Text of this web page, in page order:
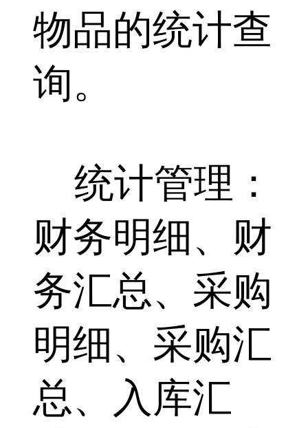
物品的统计查
询。
统计管理：
财务明细、财
务汇总、采购
明细、采购汇
总、入库汇